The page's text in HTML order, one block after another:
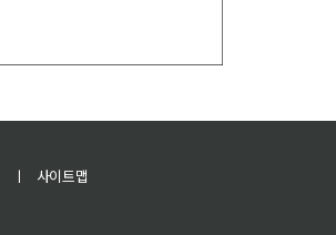
ㅣ
사이트맵